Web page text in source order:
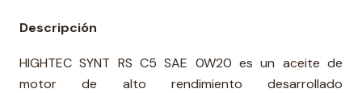
Descripción
HIGHTEC SYNT RS C5 SAE 0W20 es un aceite de
motor de alto rendimiento desarrollado